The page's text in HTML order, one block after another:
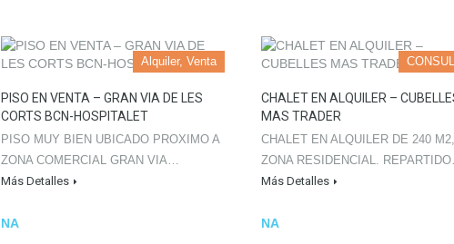
Alquiler, Venta
PISO EN VENTA – GRAN VIA DE LES
CORTS BCN-HOSPITALET
PISO MUY BIEN UBICADO PROXIMO A
ZONA COMERCIAL GRAN VIA…
Más Detalles
NA
CHALET EN ALQUILER –
MAS TRADER
CHALET EN ALQUILER DE 240
ZONA RESIDENCIAL.
Más Detalles
NA